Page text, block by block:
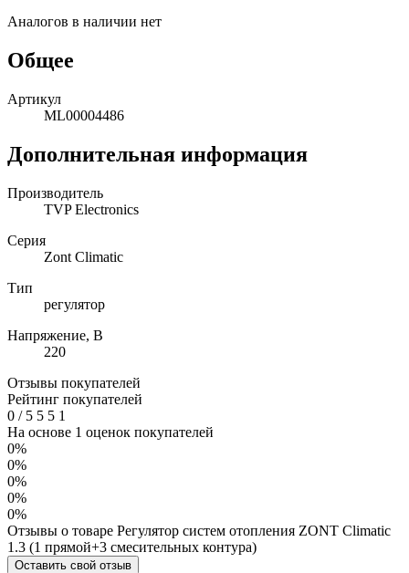
Аналогов в наличии нет
Общее
Артикул
ML00004486
Дополнительная информация
Производитель
TVP Electronics
Серия
Zont Climatic
Тип
регулятор
Напряжение, В
220
Отзывы покупателей
Рейтинг покупателей
0 /5 5 5 1
На основе 1 оценок покупателей
0%
0%
0%
0%
0%
Отзывы о товаре Регулятор систем отопления ZONT Climatic
1.3 (1 прямой+3 смесительных контура)
Оставить свой отзыв